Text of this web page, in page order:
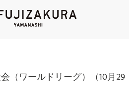
会（ワールドリーグ）（10月29